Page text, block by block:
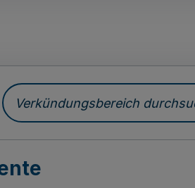
Verkündungsbereich durchsuchen